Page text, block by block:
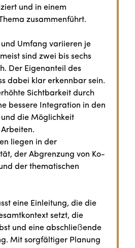
und in einem
zusammenführt.
und Umfang variieren je
sind zwei bis sechs
Der Eigenanteil des
dabei klar erkennbar sein.
Sichtbarkeit durch
bessere Integration in den
und die Möglichkeit
liegen in der
der Abgrenzung von Ko-
der thematischen
eine Einleitung, die die
setzt, die
und eine abschließende
Mit sorgfältiger Planung